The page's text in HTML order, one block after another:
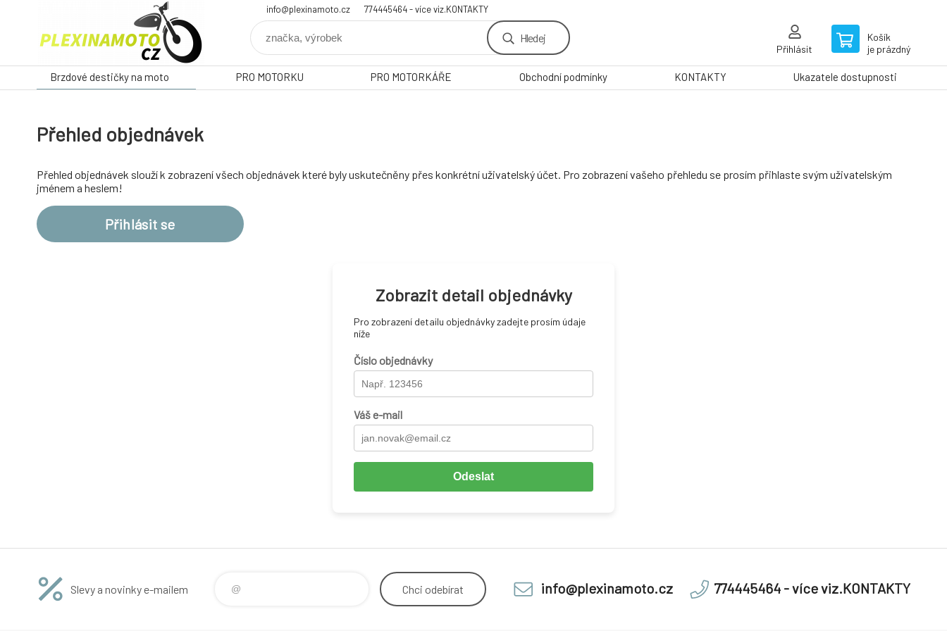
info@plexinamoto.cz 774445464 - více viz.KONTAKTY
Hledej
Přihlásit
Košík
je prázdný
Brzdové destičky na moto PRO MOTORKU PRO MOTORKÁŘE Obchodní podmínky KONTAKTY Ukazatele dostupnosti
Přehled objednávek
Přehled objednávek slouží k zobrazení všech objednávek které byly uskutečněny přes konkrétní uživatelský účet. Pro zobrazení vašeho přehledu se prosím přihlaste svým uživatelským
jménem a heslem!
Přihlásit se
Zobrazit detail objednávky
Pro zobrazení detailu objednávky zadejte prosím údaje
níže
Číslo objednávky
Váš e-mail
Odeslat
Slevy a novinky e-mailem Chci odebírat info@plexinamoto.cz 774445464 - více viz.KONTAKTY